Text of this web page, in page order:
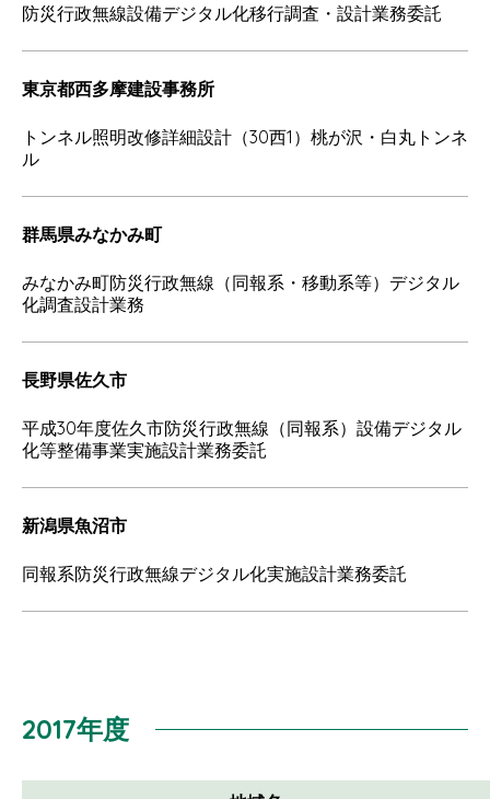
防災行政無線設備デジタル化移行調査・設計業務委託
東京都西多摩建設事務所
トンネル照明改修詳細設計（30西1）桃が沢・白丸トンネ
ル
群馬県みなかみ町
みなかみ町防災行政無線（同報系・移動系等）デジタル
化調査設計業務
長野県佐久市
平成30年度佐久市防災行政無線（同報系）設備デジタル
化等整備事業実施設計業務委託
新潟県魚沼市
同報系防災行政無線デジタル化実施設計業務委託
2017年度